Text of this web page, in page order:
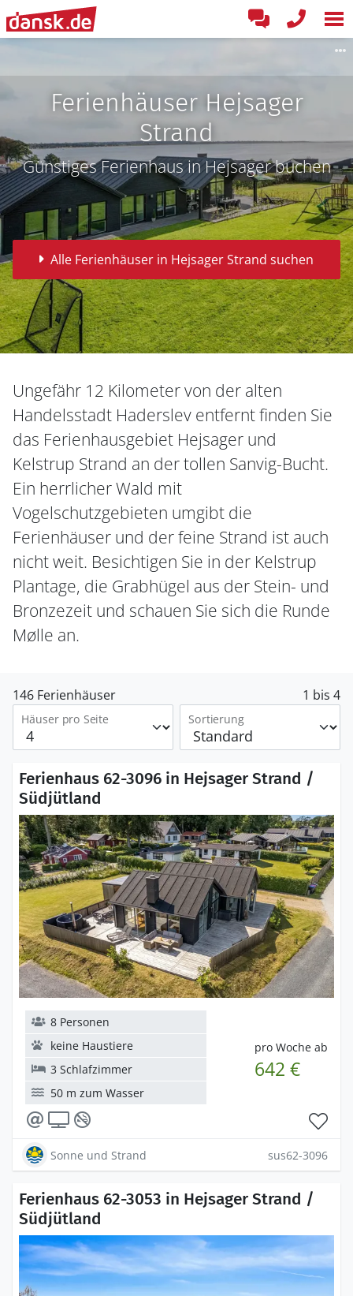
Ferienhäuser Hejsager
Strand
Günstiges Ferienhaus in Hejsager buchen
Alle Ferienhäuser in Hejsager Strand suchen
Ungefähr 12 Kilometer von der alten
Handelsstadt Haderslev entfernt finden Sie
das Ferienhausgebiet Hejsager und
Kelstrup Strand an der tollen Sanvig-Bucht.
Ein herrlicher Wald mit
Vogelschutzgebieten umgibt die
Ferienhäuser und der feine Strand ist auch
nicht weit. Besichtigen Sie in der Kelstrup
Plantage, die Grabhügel aus der Stein- und
Bronzezeit und schauen Sie sich die Runde
Mølle an.
146 Ferienhäuser 1 bis 4
Häuser pro Seite Sortierung
Ferienhaus 62-3096 in Hejsager Strand /
Südjütland
pro Woche ab
642 €
8 Personen
keine Haustiere
3 Schlafzimmer
50 m zum Wasser
Sonne und Strand sus62-3096
Ferienhaus 62-3053 in Hejsager Strand /
Südjütland